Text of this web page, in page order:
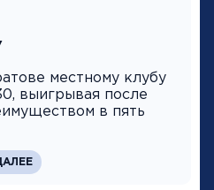
местному клубу
выигрывая после
в пять